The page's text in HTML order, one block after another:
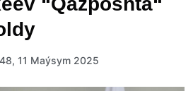
11 Maýsym 2025